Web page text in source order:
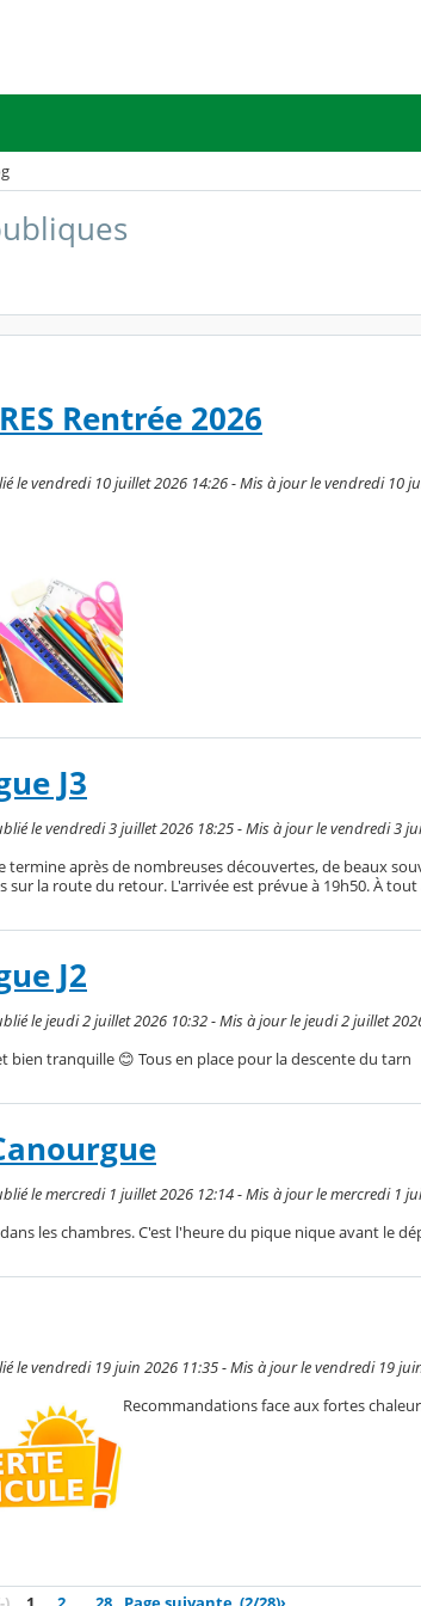
Rentrée 2026
le vendredi 10 juillet 2026 14:26 - Mis à jour le vendredi 10
J3
le vendredi 3 juillet 2026 18:25 - Mis à jour le vendredi 3
termine après de nombreuses découvertes, de beaux
sur la route du retour. L'arrivée est prévue à 19h50. À tout
J2
le jeudi 2 juillet 2026 10:32 - Mis à jour le jeudi 2 juillet
bien tranquille 😊 Tous en place pour la descente du tarn
le mercredi 1 juillet 2026 12:14 - Mis à jour le mercredi 1
les chambres. C'est l'heure du pique nique avant le
le vendredi 19 juin 2026 11:35 - Mis à jour le vendredi 19
Recommandations face aux fortes